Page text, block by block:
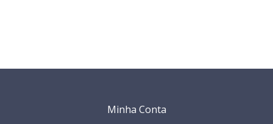
Minha Conta